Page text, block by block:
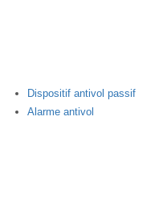
Dispositif antivol passif
Alarme antivol